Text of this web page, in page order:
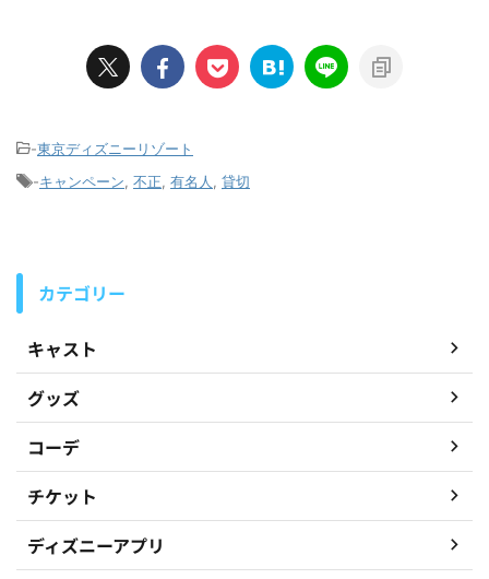
-東京ディズニーリゾート
-キャンペーン 不正 有名人 貸切
カテゴリー
キャスト
グッズ
コーデ
チケット
ディズニーアプリ